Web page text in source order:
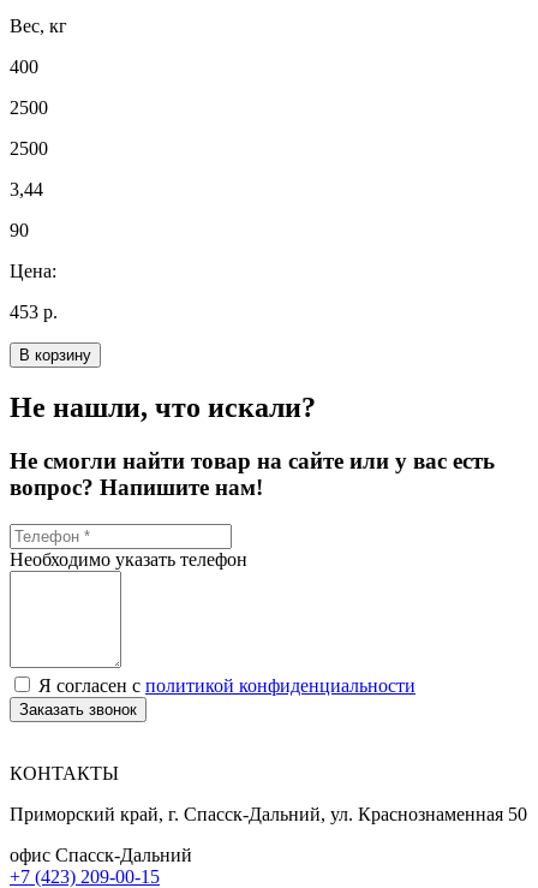
Вес, кг
400
2500
2500
3,44
90
Цена:
453 р.
В корзину
Не нашли, что искали?
Не смогли найти товар на сайте или у вас есть
вопрос? Напишите нам!
Необходимо указать телефон
Я согласен с политикой конфиденциальности
Заказать звонок
КОНТАКТЫ
Приморский край, г. Спасск-Дальний, ул. Краснознаменная 50
офис Спасск-Дальний
+7 (423) 209-00-15